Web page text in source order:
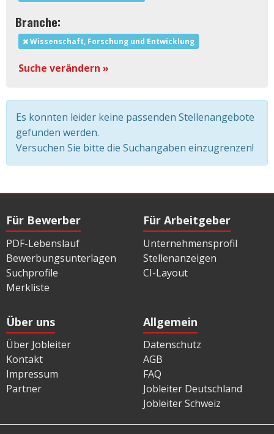
Branche:
Wissenschaft, Forschung und Entwicklung
Suche verändern »
Es konnten leider keine passenden Stellenangebote
gefunden werden.
Versuchen Sie bitte die Suchangaben einzugrenzen!
Für Bewerber
PDF-Lebenslauf
Bewerbungsunterlagen
Suchprofile
Merkliste
Für Arbeitgeber
Unternehmensprofil
Stellenanzeigen
CI-Layout
Über uns
Über Jobleiter
Kontakt
Impressum
Partner
Allgemein
Datenschutz
AGB
FAQ
Jobleiter Deutschland
Jobleiter Schweiz